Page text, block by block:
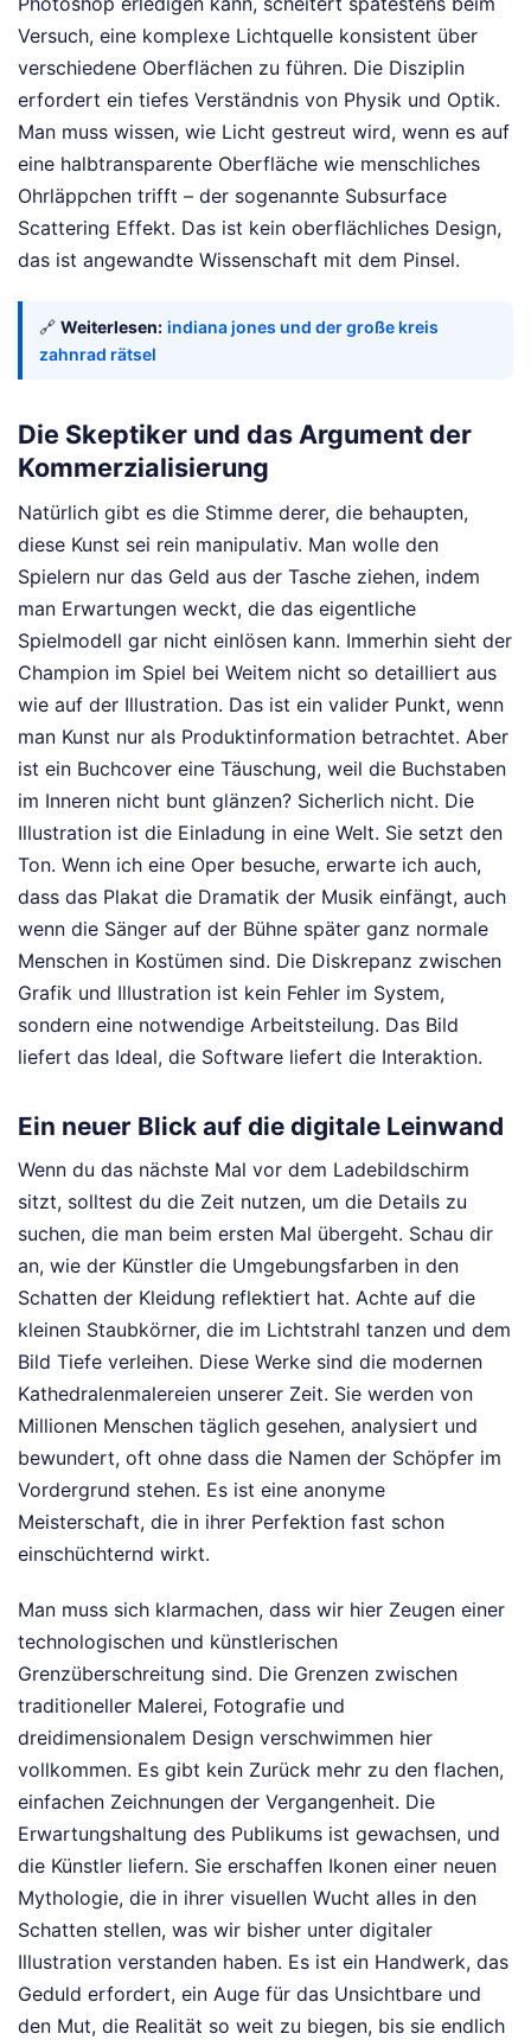
Versuch, eine komplexe Lichtquelle konsistent über
verschiedene Oberflächen zu führen. Die Disziplin
erfordert ein tiefes Verständnis von Physik und Optik.
Man muss wissen, wie Licht gestreut wird, wenn es auf
eine halbtransparente Oberfläche wie menschliches
Ohrläppchen trifft – der sogenannte Subsurface
Scattering Effekt. Das ist kein oberflächliches Design,
das ist angewandte Wissenschaft mit dem Pinsel.
🔗 Weiterlesen: indiana jones und der große kreis
zahnrad rätsel
Die Skeptiker und das Argument der
Kommerzialisierung
Natürlich gibt es die Stimme derer, die behaupten,
diese Kunst sei rein manipulativ. Man wolle den
Spielern nur das Geld aus der Tasche ziehen, indem
man Erwartungen weckt, die das eigentliche
Spielmodell gar nicht einlösen kann. Immerhin sieht der
Champion im Spiel bei Weitem nicht so detailliert aus
wie auf der Illustration. Das ist ein valider Punkt, wenn
man Kunst nur als Produktinformation betrachtet. Aber
ist ein Buchcover eine Täuschung, weil die Buchstaben
im Inneren nicht bunt glänzen? Sicherlich nicht. Die
Illustration ist die Einladung in eine Welt. Sie setzt den
Ton. Wenn ich eine Oper besuche, erwarte ich auch,
dass das Plakat die Dramatik der Musik einfängt, auch
wenn die Sänger auf der Bühne später ganz normale
Menschen in Kostümen sind. Die Diskrepanz zwischen
Grafik und Illustration ist kein Fehler im System,
sondern eine notwendige Arbeitsteilung. Das Bild
liefert das Ideal, die Software liefert die Interaktion.
Ein neuer Blick auf die digitale Leinwand
Wenn du das nächste Mal vor dem Ladebildschirm
sitzt, solltest du die Zeit nutzen, um die Details zu
suchen, die man beim ersten Mal übergeht. Schau dir
an, wie der Künstler die Umgebungsfarben in den
Schatten der Kleidung reflektiert hat. Achte auf die
kleinen Staubkörner, die im Lichtstrahl tanzen und dem
Bild Tiefe verleihen. Diese Werke sind die modernen
Kathedralenmalereien unserer Zeit. Sie werden von
Millionen Menschen täglich gesehen, analysiert und
bewundert, oft ohne dass die Namen der Schöpfer im
Vordergrund stehen. Es ist eine anonyme
Meisterschaft, die in ihrer Perfektion fast schon
einschüchternd wirkt.
Man muss sich klarmachen, dass wir hier Zeugen einer
technologischen und künstlerischen
Grenzüberschreitung sind. Die Grenzen zwischen
traditioneller Malerei, Fotografie und
dreidimensionalem Design verschwimmen hier
vollkommen. Es gibt kein Zurück mehr zu den flachen,
einfachen Zeichnungen der Vergangenheit. Die
Erwartungshaltung des Publikums ist gewachsen, und
die Künstler liefern. Sie erschaffen Ikonen einer neuen
Mythologie, die in ihrer visuellen Wucht alles in den
Schatten stellen, was wir bisher unter digitaler
Illustration verstanden haben. Es ist ein Handwerk, das
Geduld erfordert, ein Auge für das Unsichtbare und
den Mut, die Realität so weit zu biegen, bis sie endlich